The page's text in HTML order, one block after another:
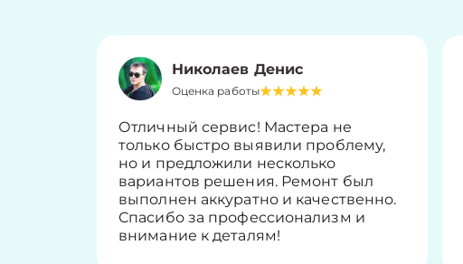
Николаев Денис
Оценка работы
Отличный сервис! Мастера не
только быстро выявили проблему,
но и предложили несколько
вариантов решения. Ремонт был
выполнен аккуратно и качественно.
Спасибо за профессионализм и
внимание к деталям!